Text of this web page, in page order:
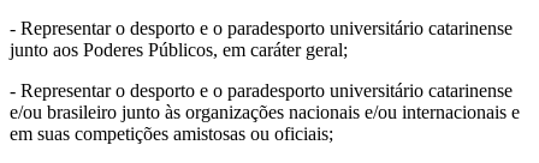
- Representar o desporto e o paradesporto universitário catarinense
junto aos Poderes Públicos, em caráter geral;
- Representar o desporto e o paradesporto universitário catarinense
e/ou brasileiro junto às organizações nacionais e/ou internacionais e
em suas competições amistosas ou oficiais;